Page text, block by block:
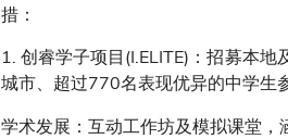
措：
1. 创睿学子项目(I.ELITE)：招募本
城市、超过770名表现优异的中学生
学术发展：互动工作坊及模拟课堂，